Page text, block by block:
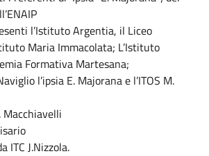
l’Istituto Argentia, il Liceo
Maria Immacolata; L’Istituto
Formativa Martesana;
l’ipsia E. Majorana e l’ITOS M.
Macchiavelli
ITC J.Nizzola.